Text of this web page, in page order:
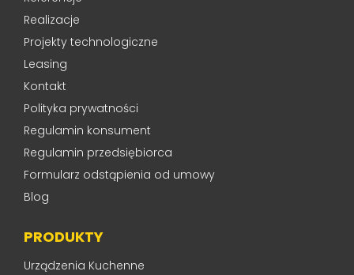
Realizacje
Projekty technologiczne
Leasing
Kontakt
Polityka prywatności
Regulamin konsument
Regulamin przedsiębiorca
Formularz odstąpienia od umowy
Blog
PRODUKTY
Urządzenia Kuchenne